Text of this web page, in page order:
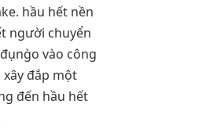
hầu hết nền
người chuyển
vào công
đắp một
đến hầu hết